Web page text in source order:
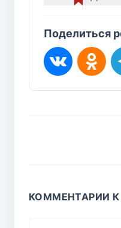
Поделиться
КОММЕНТАРИИ К